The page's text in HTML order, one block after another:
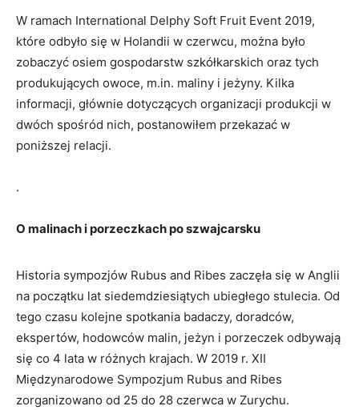
W ramach International Delphy Soft Fruit Event 2019,
które odbyło się w Holandii w czerwcu, można było
zobaczyć osiem gospodarstw szkółkarskich oraz tych
produkujących owoce, m.in. maliny i jeżyny. Kilka
informacji, głównie dotyczących organizacji produkcji w
dwóch spośród nich, postanowiłem przekazać w
poniższej relacji.
.
O malinach i porzeczkach po szwajcarsku
Historia sympozjów Rubus and Ribes zaczęła się w Anglii
na początku lat siedemdziesiątych ubiegłego stulecia. Od
tego czasu kolejne spotkania badaczy, doradców,
ekspertów, hodowców malin, jeżyn i porzeczek odbywają
się co 4 lata w różnych krajach. W 2019 r. XII
Międzynarodowe Sympozjum Rubus and Ribes
zorganizowano od 25 do 28 czerwca w Zurychu.